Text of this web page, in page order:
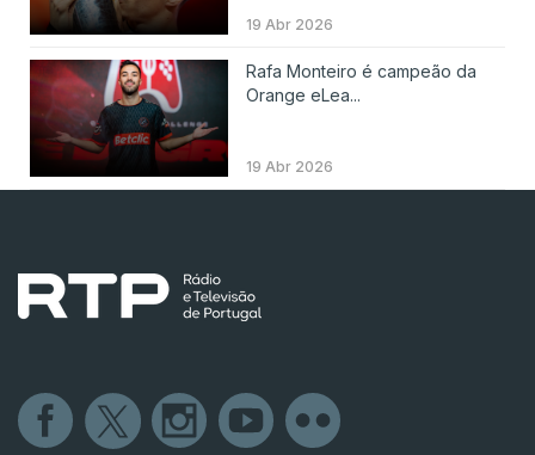
19 Abr 2026
Rafa Monteiro é campeão da
Orange eLea...
19 Abr 2026